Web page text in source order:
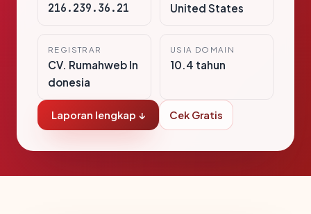
216.239.36.21 United States
REGISTRAR
CV. Rumahweb In
donesia
USIA DOMAIN
10.4 tahun
Laporan lengkap ↓ Cek Gratis